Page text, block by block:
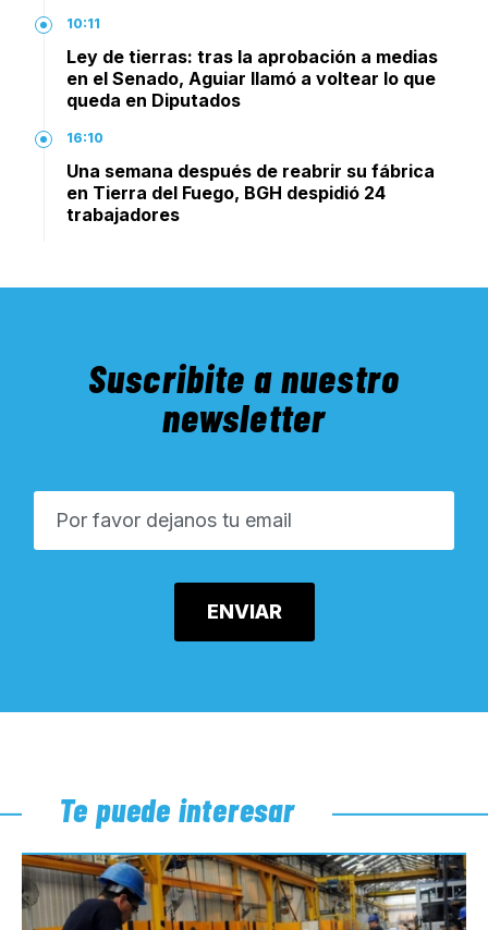
10:11
Ley de tierras: tras la aprobación a medias
en el Senado, Aguiar llamó a voltear lo que
queda en Diputados
16:10
Una semana después de reabrir su fábrica
en Tierra del Fuego, BGH despidió 24
trabajadores
Suscribite a nuestro
newsletter
Te puede interesar